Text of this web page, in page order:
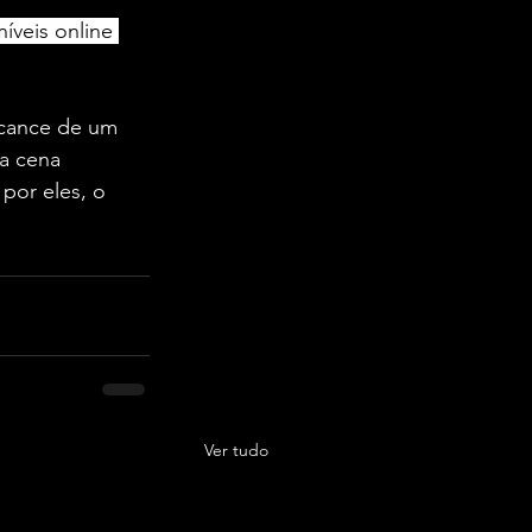
online
de um
cena
eles, o
Ver tudo